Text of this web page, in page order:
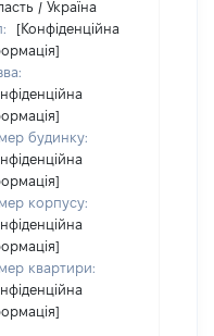
/ Україна
[Конфіденційна
будинку:
корпусу:
квартири: